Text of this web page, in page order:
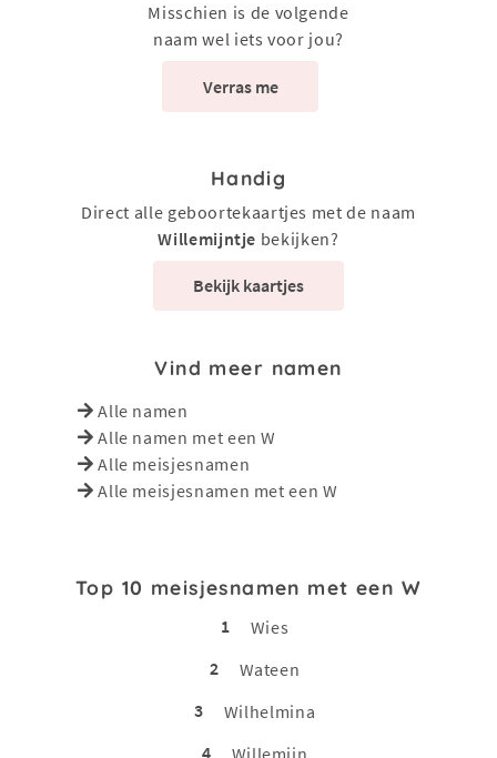
Misschien is de volgende
naam wel iets voor jou?
Verras me
Handig
Direct alle geboortekaartjes met de naam
Willemijntje bekijken?
Bekijk kaartjes
Vind meer namen
Alle namen
Alle namen met een W
Alle meisjesnamen
Alle meisjesnamen met een W
Top 10 meisjesnamen met een W
1
Wies
2
Wateen
3
Wilhelmina
4
Willemijn